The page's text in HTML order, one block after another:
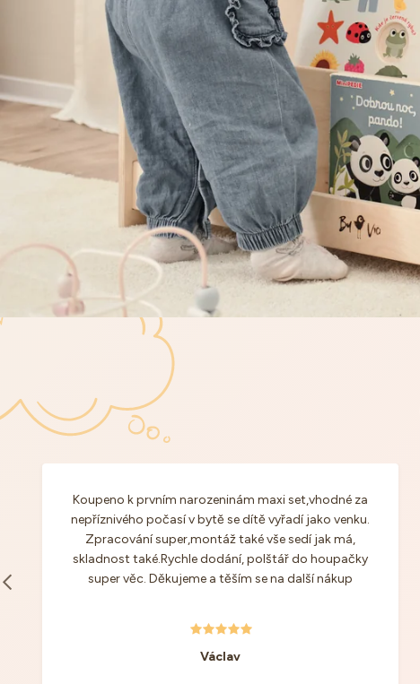
Koupeno k prvním narozeninám maxi set,vhodné za
nepříznivého počasí v bytě se dítě vyřadí jako venku.
Zpracování super,montáž také vše sedí jak má,
skladnost také.Rychle dodání, polštář do houpačky
super věc. Děkujeme a těším se na další nákup
Václav